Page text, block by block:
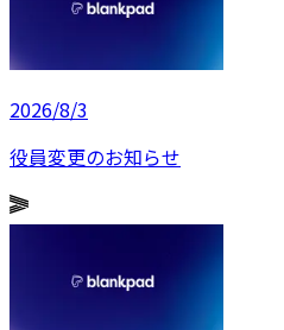
2026/8/3
役員変更のお知らせ